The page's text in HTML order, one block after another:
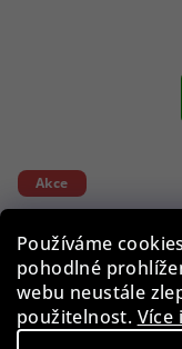
Používáme
pohodlné
webu neustále
použitelnost. Více
Akce